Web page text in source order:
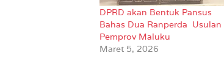
DPRD akan Bentuk Pansus
Bahas Dua Ranperda Usulan
Pemprov Maluku
Maret 5, 2026